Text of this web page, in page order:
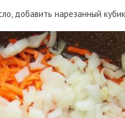
добавить нарезанный